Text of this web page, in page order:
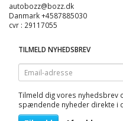
autobozz@bozz.dk
Danmark +4587885030
cvr : 29117055
TILMELD NYHEDSBREV
Email-
adresse
Tilmeld dig vores nyhedsbrev
spændende nyheder direkte i